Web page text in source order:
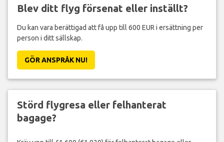
Blev ditt flyg försenat eller inställt?
Du kan vara berättigad att få upp till 600 EUR i ersättning per
person i ditt sällskap.
GÖR ANSPRÅK NU!
Störd flygresa eller felhanterat
bagage?